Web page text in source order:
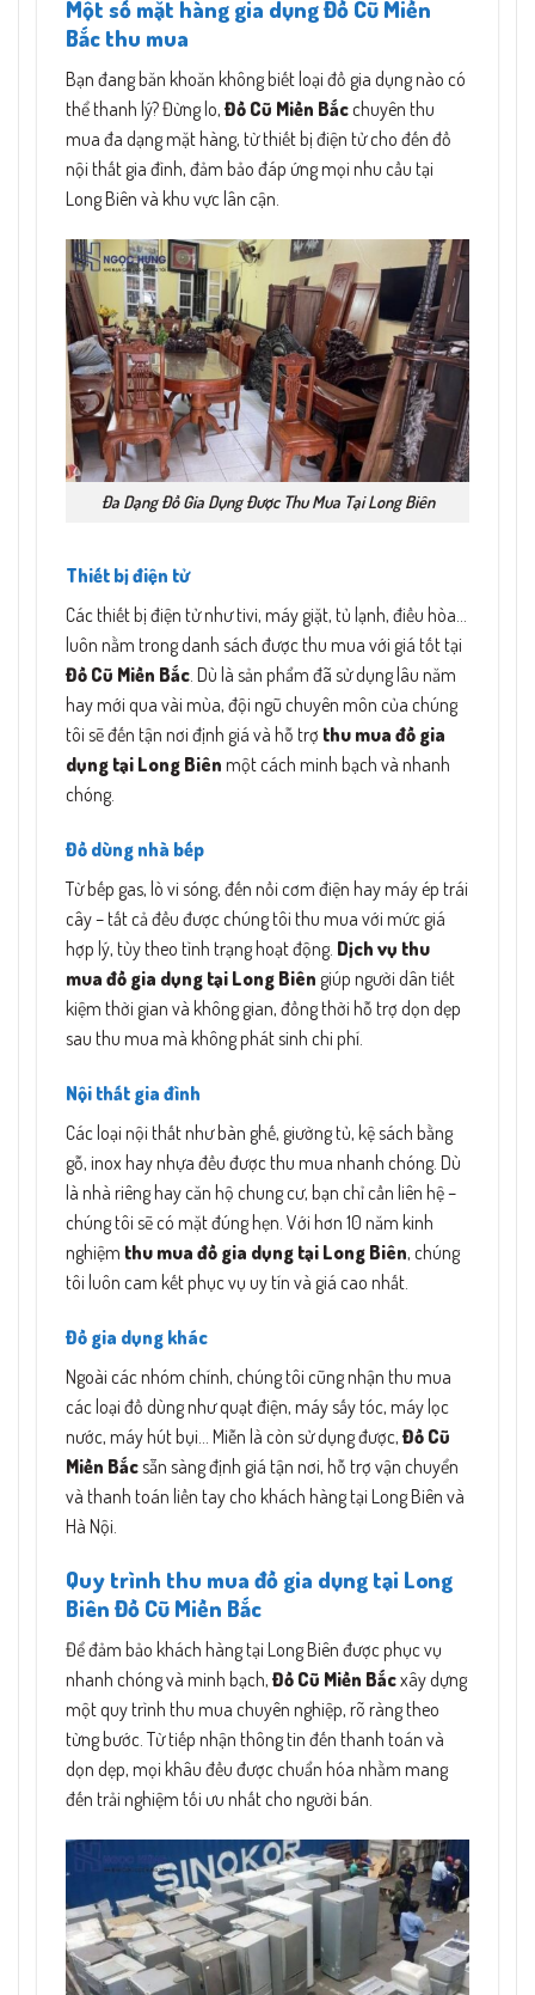
Một số mặt hàng gia dụng Đồ Cũ Miền
Bắc thu mua
Bạn đang băn khoăn không biết loại đồ gia dụng nào có
thể thanh lý? Đừng lo, Đồ Cũ Miền Bắcchuyên thu
mua đa dạng mặt hàng, từ thiết bị điện tử cho đến đồ
nội thất gia đình, đảm bảo đáp ứng mọi nhu cầu tại
Long Biên và khu vực lân cận.
Đa Dạng Đồ Gia Dụng Được Thu Mua Tại Long Biên
Thiết bị điện tử
Các thiết bị điện tử như tivi, máy giặt, tủ lạnh, điều hòa…
luôn nằm trong danh sách được thu mua với giá tốt tại
Đồ Cũ Miền Bắc. Dù là sản phẩm đã sử dụng lâu năm
hay mới qua vài mùa, đội ngũ chuyên môn của chúng
tôi sẽ đến tận nơi định giá và hỗ trợ thu mua đồ gia
dụng tại Long Biên một cách minh bạch và nhanh
chóng.
Đồ dùng nhà bếp
Từ bếp gas, lò vi sóng, đến nồi cơm điện hay máy ép trái
cây – tất cả đều được chúng tôi thu mua với mức giá
hợp lý, tùy theo tình trạng hoạt động. Dịch vụ thu
mua đồ gia dụng tại Long Biên giúp người dân tiết
kiệm thời gian và không gian, đồng thời hỗ trợ dọn dẹp
sau thu mua mà không phát sinh chi phí.
Nội thất gia đình
Các loại nội thất như bàn ghế, giường tủ, kệ sách bằng
gỗ, inox hay nhựa đều được thu mua nhanh chóng. Dù
là nhà riêng hay căn hộ chung cư, bạn chỉ cần liên hệ –
chúng tôi sẽ có mặt đúng hẹn. Với hơn 10 năm kinh
nghiệm thu mua đồ gia dụng tại Long Biên, chúng
tôi luôn cam kết phục vụ uy tín và giá cao nhất.
Đồ gia dụng khác
Ngoài các nhóm chính, chúng tôi cũng nhận thu mua
các loại đồ dùng như quạt điện, máy sấy tóc, máy lọc
nước, máy hút bụi… Miễn là còn sử dụng được, Đồ Cũ
Miền Bắcsẵn sàng định giá tận nơi, hỗ trợ vận chuyển
và thanh toán liền tay cho khách hàng tại Long Biên và
Hà Nội.
Quy trình thu mua đồ gia dụng tại Long
Biên Đồ Cũ Miền Bắc
Để đảm bảo khách hàng tại Long Biên được phục vụ
nhanh chóng và minh bạch, Đồ Cũ Miền Bắcxây dựng
một quy trình thu mua chuyên nghiệp, rõ ràng theo
từng bước. Từ tiếp nhận thông tin đến thanh toán và
dọn dẹp, mọi khâu đều được chuẩn hóa nhằm mang
đến trải nghiệm tối ưu nhất cho người bán.